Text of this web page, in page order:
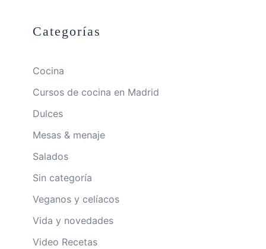
Categorías
Cocina
Cursos de cocina en Madrid
Dulces
Mesas & menaje
Salados
Sin categoría
Veganos y celíacos
Vida y novedades
Video Recetas